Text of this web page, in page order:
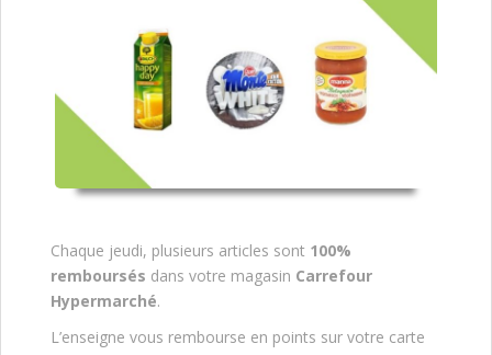
Chaque jeudi, plusieurs articles sont 100%
remboursés dans votre magasin Carrefour
Hypermarché.
L’enseigne vous rembourse en points sur votre carte